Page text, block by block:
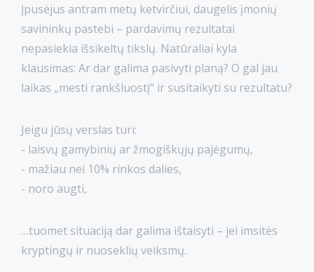
Įpusėjus antram metų ketvirčiui, daugelis įmonių
savininkų pastebi – pardavimų rezultatai
nepasiekia išsikeltų tikslų. Natūraliai kyla
klausimas: Ar dar galima pasivyti planą? O gal jau
laikas „mesti rankšluostį“ ir susitaikyti su rezultatu?
Jeigu jūsų verslas turi:
- laisvų gamybinių ar žmogiškųjų pajėgumų,
- mažiau nei 10% rinkos dalies,
- noro augti,
…tuomet situaciją dar galima ištaisyti – jei imsitės
kryptingų ir nuoseklių veiksmų.